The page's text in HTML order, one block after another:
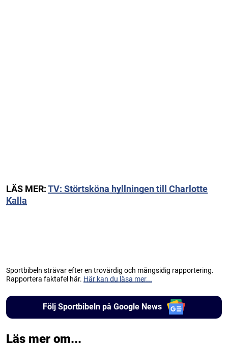
LÄS MER:TV: Störtsköna hyllningen till Charlotte
Kalla
Sportbibeln strävar efter en trovärdig och mångsidig rapportering.
Rapportera faktafel här. Här kan du läsa mer...
Följ Sportbibeln på Google News
Läs mer om...